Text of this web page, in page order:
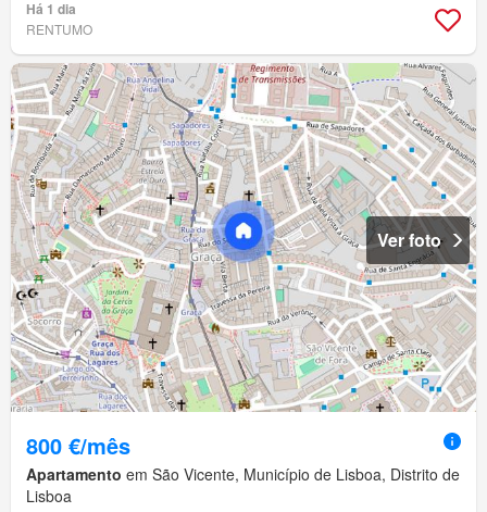
Há 1 dia
RENTUMO
Ver foto
800 €/mês
Apartamento em São Vicente, Município de Lisboa, Distrito de
Lisboa